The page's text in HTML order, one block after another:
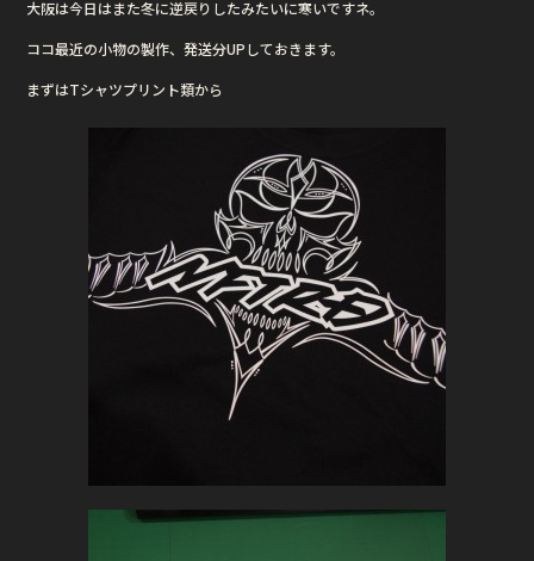
e
b
o
o
te
r
大阪は今日はまた冬に逆戻りしたみたいに寒いですネ。
ココ最近の小物の製作、発送分UPしておきます。
まずはTシャツプリント類から